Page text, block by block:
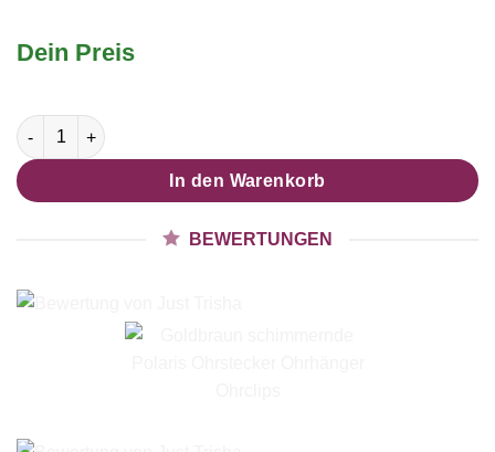
Dein Preis
Goldbraun schimmernde Polaris Ohrstecker Ohrhänger
In den Warenkorb
BEWERTUNGEN